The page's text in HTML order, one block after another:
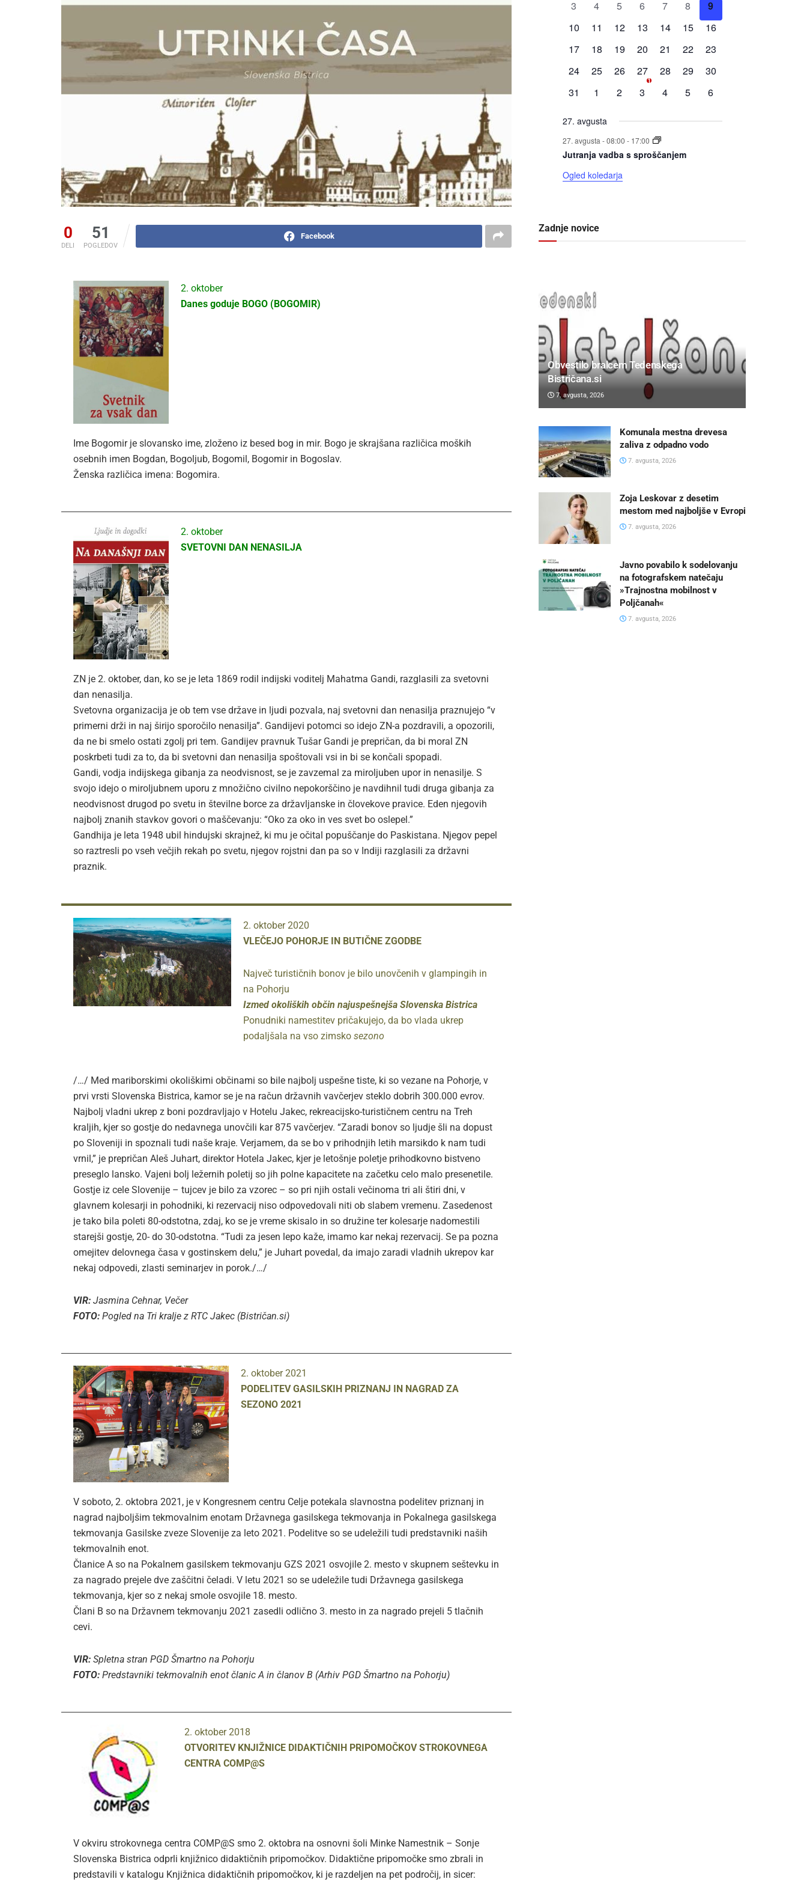
0
DELI
51
POGLEDOV
Facebook
2. oktober
Danes goduje BOGO (BOGOMIR)
Ime Bogomir je slovansko ime, zloženo iz besed bog in mir. Bogo je skrajšana različica moških
osebnih imen Bogdan, Bogoljub, Bogomil, Bogomir in Bogoslav.
Ženska različica imena: Bogomira.
2. oktober
SVETOVNI DAN NENASILJA
ZN je 2. oktober, dan, ko se je leta 1869 rodil indijski voditelj Mahatma Gandi, razglasili za svetovni
dan nenasilja.
Svetovna organizacija je ob tem vse države in ljudi pozvala, naj svetovni dan nenasilja praznujejo “v
primerni drži in naj širijo sporočilo nenasilja”. Gandijevi potomci so idejo ZN-a pozdravili, a opozorili,
da ne bi smelo ostati zgolj pri tem. Gandijev pravnuk Tušar Gandi je prepričan, da bi moral ZN
poskrbeti tudi za to, da bi svetovni dan nenasilja spoštovali vsi in bi se končali spopadi.
Gandi, vodja indijskega gibanja za neodvisnost, se je zavzemal za miroljuben upor in nenasilje. S
svojo idejo o miroljubnem uporu z množično civilno nepokorščino je navdihnil tudi druga gibanja za
neodvisnost drugod po svetu in številne borce za državljanske in človekove pravice. Eden njegovih
najbolj znanih stavkov govori o maščevanju: “Oko za oko in ves svet bo oslepel.”
Gandhija je leta 1948 ubil hindujski skrajnež, ki mu je očital popuščanje do Paskistana. Njegov pepel
so raztresli po vseh večjih rekah po svetu, njegov rojstni dan pa so v Indiji razglasili za državni
praznik.
2. oktober 2020
VLEČEJO POHORJE IN BUTIČNE ZGODBE
Največ turističnih bonov je bilo unovčenih v glampingih in
na Pohorju
Izmed okoliških občin najuspešnejša Slovenska Bistrica
Ponudniki namestitev pričakujejo, da bo vlada ukrep
podaljšala na vso zimsko sezono
/…/ Med mariborskimi okoliškimi občinami so bile najbolj uspešne tiste, ki so vezane na Pohorje, v
prvi vrsti Slovenska Bistrica, kamor se je na račun državnih vavčerjev steklo dobrih 300.000 evrov.
Najbolj vladni ukrep z boni pozdravljajo v Hotelu Jakec, rekreacijsko-turističnem centru na Treh
kraljih, kjer so gostje do nedavnega unovčili kar 875 vavčerjev. “Zaradi bonov so ljudje šli na dopust
po Sloveniji in spoznali tudi naše kraje. Verjamem, da se bo v prihodnjih letih marsikdo k nam tudi
vrnil,” je prepričan Aleš Juhart, direktor Hotela Jakec, kjer je letošnje poletje prihodkovno bistveno
preseglo lansko. Vajeni bolj ležernih poletij so jih polne kapacitete na začetku celo malo presenetile.
Gostje iz cele Slovenije – tujcev je bilo za vzorec – so pri njih ostali večinoma tri ali štiri dni, v
glavnem kolesarji in pohodniki, ki rezervacij niso odpovedovali niti ob slabem vremenu. Zasedenost
je tako bila poleti 80-odstotna, zdaj, ko se je vreme skisalo in so družine ter kolesarje nadomestili
starejši gostje, 20- do 30-odstotna. “Tudi za jesen lepo kaže, imamo kar nekaj rezervacij. Se pa pozna
omejitev delovnega časa v gostinskem delu,” je Juhart povedal, da imajo zaradi vladnih ukrepov kar
nekaj odpovedi, zlasti seminarjev in porok./…/
VIR: Jasmina Cehnar, Večer
FOTO: Pogled na Tri kralje z RTC Jakec (Bistričan.si)
2. oktober 2021
PODELITEV GASILSKIH PRIZNANJ IN NAGRAD ZA
SEZONO 2021
V soboto, 2. oktobra 2021, je v Kongresnem centru Celje potekala slavnostna podelitev priznanj in
nagrad najboljšim tekmovalnim enotam Državnega gasilskega tekmovanja in Pokalnega gasilskega
tekmovanja Gasilske zveze Slovenije za leto 2021. Podelitve so se udeležili tudi predstavniki naših
tekmovalnih enot.
Članice A so na Pokalnem gasilskem tekmovanju GZS 2021 osvojile 2. mesto v skupnem seštevku in
za nagrado prejele dve zaščitni čeladi. V letu 2021 so se udeležile tudi Državnega gasilskega
tekmovanja, kjer so z nekaj smole osvojile 18. mesto.
Člani B so na Državnem tekmovanju 2021 zasedli odlično 3. mesto in za nagrado prejeli 5 tlačnih
cevi.
VIR: Spletna stran PGD Šmartno na Pohorju
FOTO: Predstavniki tekmovalnih enot članic A in članov B (Arhiv PGD Šmartno na Pohorju)
2. oktober 2018
OTVORITEV KNJIŽNICE DIDAKTIČNIH PRIPOMOČKOV STROKOVNEGA
CENTRA COMP@S
V okviru strokovnega centra COMP@S smo 2. oktobra na osnovni šoli Minke Namestnik – Sonje
Slovenska Bistrica odprli knjižnico didaktičnih pripomočkov. Didaktične pripomočke smo zbrali in
predstavili v katalogu Knjižnica didaktičnih pripomočkov, ki je razdeljen na pet področij, in sicer:
0
3
0
4
0
5
0
6
0
7
0
dogodki
8
0
dogodki
9
0
10
0
11
0
12
0
13
0
14
0
15
0
16
0
17
0
18
0
19
0
20
0
21
0
22
0
23
0
24
0
25
0
dogodki
26
1
dogodek
27
1
0
28
0
29
0
30
0
31
0
1
0
2
0
3
0
4
0
5
0
6
27. avgusta
27. avgusta - 08:00 - 17:00
Jutranja vadba s sproščanjem
Ogled koledarja
Zadnje novice
Obvestilo bralcem Tedenskega
Bistričana.si
7. avgusta, 2026
Komunala mestna drevesa
zaliva z odpadno vodo
7. avgusta, 2026
Zoja Leskovar z desetim
mestom med najboljše v Evropi
7. avgusta, 2026
Javno povabilo k sodelovanju
na fotografskem natečaju
»Trajnostna mobilnost v
Poljčanah«
7. avgusta, 2026